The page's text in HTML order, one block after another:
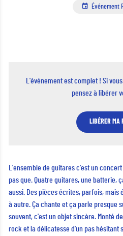
Événement
L'événement est complet ! Si
pensez à libérer
LIBÉRER MA
L'ensemble de guitares c'est un
pas que. Quatre guitares, une batterie,
aussi. Des pièces écrites, parfois, mais
à autre. Ça chante et ça parle presque
souvent, c'est un objet sincère. Monté
rock et la délicatesse d'un pas hésitant